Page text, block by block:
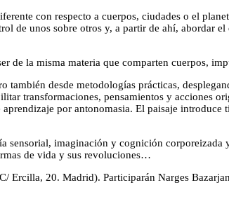
con respecto a cuerpos, ciudades o el
unos sobre otros y, a partir de ahí, abordar el
de la misma materia que comparten cuerpos,
desde metodologías prácticas,
transformaciones, pensamientos y acciones
por antonomasia. El paisaje
sensorial, imaginación y cognición
de vida y sus revoluciones…
Ercilla, 20. Madrid). Participarán Narges